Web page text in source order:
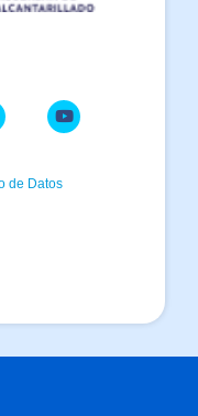
de Datos